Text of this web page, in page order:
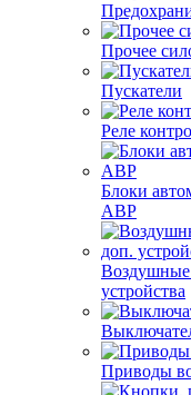
Прочее
Пускатели
Реле
Блоки
АВР
Воздушные
устройства
Приводы